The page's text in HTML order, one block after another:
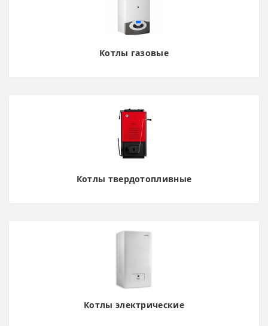
Котлы газовые
Котлы твердотопливные
Котлы электрические